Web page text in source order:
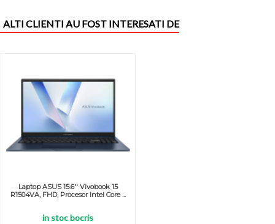
ALTI CLIENTI AU FOST INTERESATI DE
Laptop ASUS 15.6'' Vivobook 15
R1504VA, FHD, Procesor Intel Core ...
in stoc bocris